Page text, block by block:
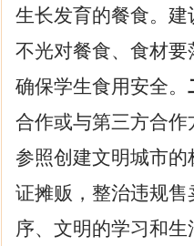
生长发育的餐食。
不光对餐食、食材
确保学生食用安全。
合作或与第三方合
参照创建文明城市
证摊贩，整治违规
序、文明的学习和生